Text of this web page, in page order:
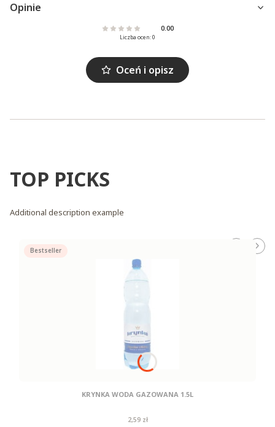
Opinie
0.00
Liczba ocen: 0
Oceń i opisz
TOP PICKS
Additional description example
Bestseller
KRYNKA WODA GAZOWANA 1.5L
Cena
2,59 zł